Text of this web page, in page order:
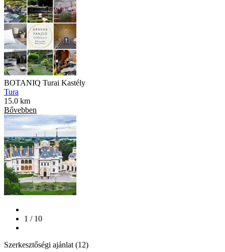
BOTANIQ Turai Kastély
Tura
15.0 km
Bővebben
1 / 10
Szerkesztőségi ajánlat (12)